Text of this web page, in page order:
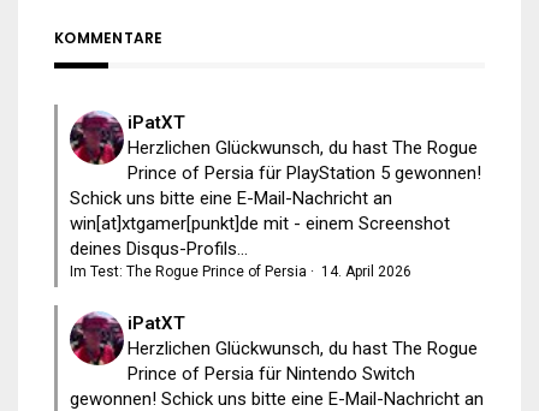
KOMMENTARE
iPatXT
Herzlichen Glückwunsch, du hast The Rogue
Prince of Persia für PlayStation 5 gewonnen!
Schick uns bitte eine E-Mail-Nachricht an
win[at]xtgamer[punkt]de mit - einem Screenshot
deines Disqus-Profils...
Im Test: The Rogue Prince of Persia · 14. April 2026
iPatXT
Herzlichen Glückwunsch, du hast The Rogue
Prince of Persia für Nintendo Switch
gewonnen! Schick uns bitte eine E-Mail-Nachricht an